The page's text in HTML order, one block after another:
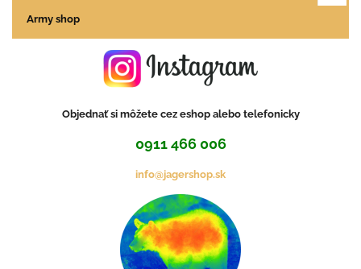
Army shop
Objednať si môžete cez eshop alebo telefonicky
0911 466 006
info@jagershop.sk